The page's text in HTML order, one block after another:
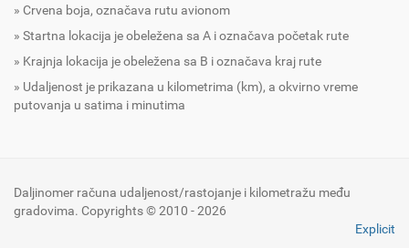
Crvena boja, označava rutu avionom
Startna lokacija je obeležena sa A i označava početak rute
Krajnja lokacija je obeležena sa B i označava kraj rute
Udaljenost je prikazana u kilometrima (km), a okvirno vreme
putovanja u satima i minutima
Daljinomer računa udaljenost/rastojanje i kilometražu među
gradovima. Copyrights © 2010 - 2026
Explicit